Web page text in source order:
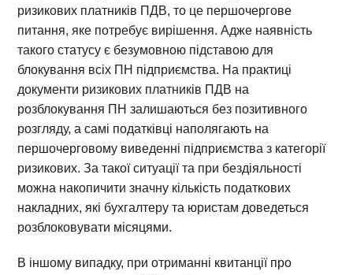
ризикових платників ПДВ, то це першочергове
питання, яке потребує вирішення. Адже наявність
такого статусу є безумовною підставою для
блокування всіх ПН підприємства. На практиці
документи ризикових платників ПДВ на
розблокування ПН залишаються без позитивного
розгляду, а самі податківці наполягають на
першочерговому виведенні підприємства з категорії
ризикових. За такої ситуації та при бездіяльності
можна накопичити значну кількість податкових
накладних, які бухгалтеру та юристам доведеться
розблоковувати місяцями.
В іншому випадку, при отриманні квитанції про